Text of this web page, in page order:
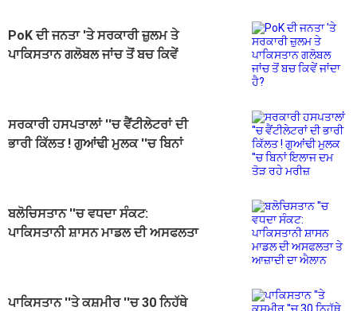
PoK ਦੀ ਜਨਤਾ 'ਤੇ ਸਰਕਾਰੀ ਜ਼ੁਲਮ ਤੇ
ਪਾਕਿਸਤਾਨ ਗਲੋਬਲ ਜਾਂਚ ਤੋਂ ਬਚ ਕਿਵੇਂ
ਸਰਕਾਰੀ ਹਸਪਤਾਲਾਂ ''ਚ ਵੈਂਟੀਲੇਟਰਾਂ ਦੀ
ਭਾਰੀ ਕਿੱਲਤ ! ਗੁਆਂਢੀ ਮੁਲਕ ''ਚ ਬਿਨਾਂ
ਬਲੋਚਿਸਤਾਨ ''ਚ ਵਧਦਾ ਸੰਕਟ:
ਪਾਕਿਸਤਾਨੀ ਸ਼ਾਸਨ ਮਾਡਲ ਦੀ ਅਸਫਲਤਾ
ਪਾਕਿਸਤਾਨ ''ਤੇ ਕਸ਼ਮੀਰ ''ਚ 30 ਨਿਹੱਥੇ